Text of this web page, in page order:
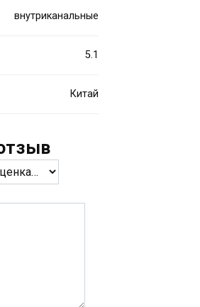
внутриканальные
5.1
Китай